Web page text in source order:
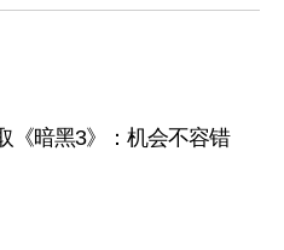
《暗黑3》：机会不容错